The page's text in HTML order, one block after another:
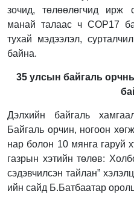
зочид, төлөөлөгчид ирж
манай талаас ч СОР17
тухай мэдээлэл,
байна.
35 улсын байгаль
Дэлхийн байгаль
Байгаль орчин, ногоон
нар болон 10 мянга гаруй
газрын хэтийн төлөв:
сэдэвчилсэн тайлан”
ийн сайд Б.Батбаатар